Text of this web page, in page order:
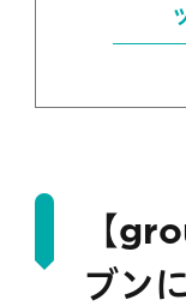
【
ブン